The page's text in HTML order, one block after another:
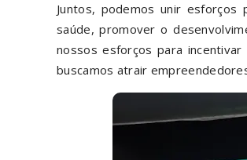
Juntos, podemos unir esforços
saúde, promover o
nossos esforços para
buscamos atrair